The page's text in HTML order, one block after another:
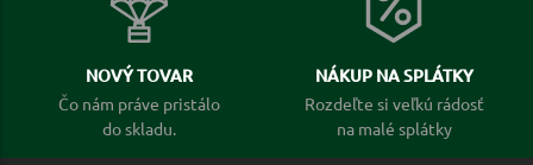
NOVÝ TOVAR
Čo nám práve pristálo
do skladu.
NÁKUP NA SPLÁTKY
Rozdeľte si veľkú rádosť
na malé splátky